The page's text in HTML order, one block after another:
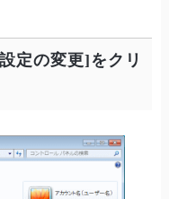
定の変更]をクリ